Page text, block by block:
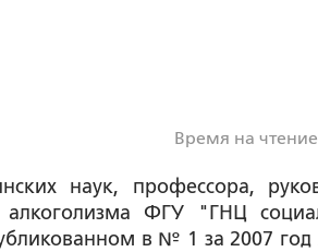
Время на
наук, профессора,
алкоголизма ФГУ "ГНЦ
в № 1 за 2007 год